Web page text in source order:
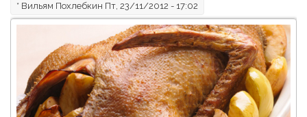
* Вильям Похлебкин Пт, 23/11/2012 - 17:02